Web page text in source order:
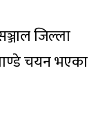
जिल्ला
चयन भएका